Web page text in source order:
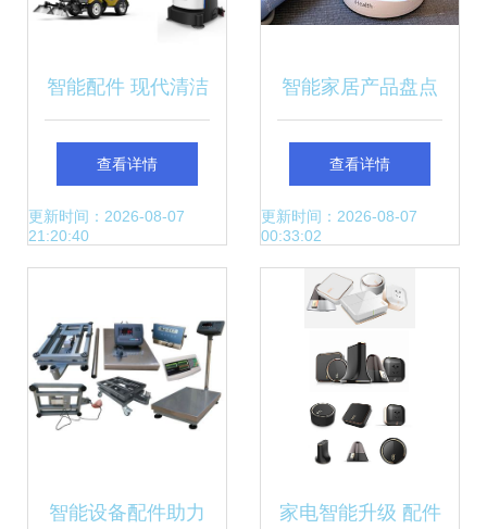
智能配件 现代清洁
设备的进化关键
查看详情
更新时间：2026-08-07
21:20:40
智能家居产品盘点
与2015年智能设备
回顾
查看详情
更新时间：2026-08-07
00:33:02
智能设备配件助力 家电智能升级 配件